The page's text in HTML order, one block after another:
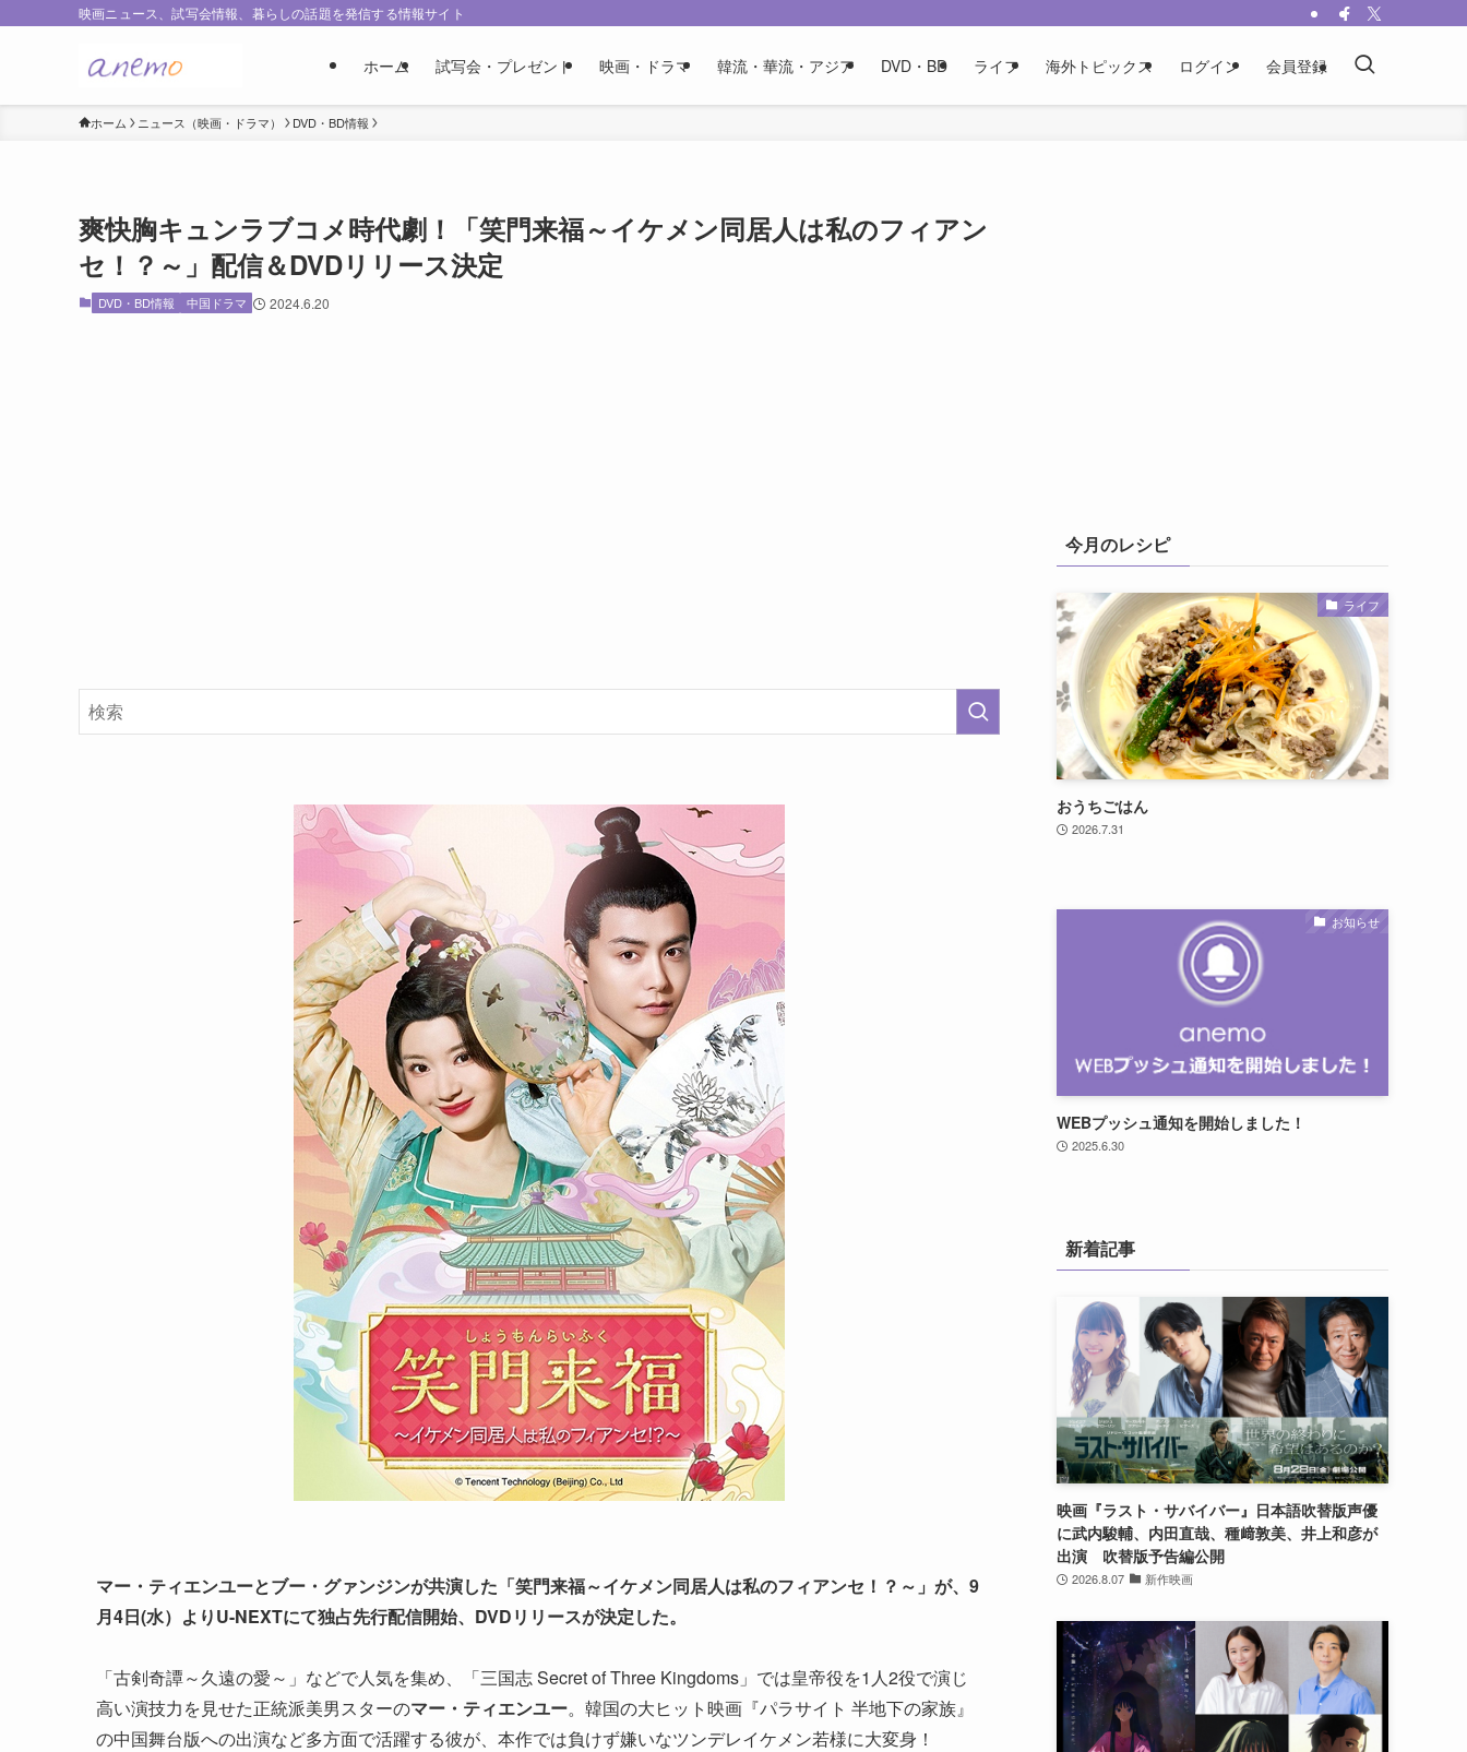
映画ニュース、試写会情報、暮らしの話題を発信する情報サイト
ホーム 試写会・プレゼント 映画・ドラマ 韓流・華流・アジア DVD・BD ライフ 海外トピックス ログイン 会員登録
ホーム ニュース（映画・ドラマ） DVD・BD情報
爽快胸キュンラブコメ時代劇！「笑門来福～イケメン同居人は私のフィアン
セ！？～」配信＆DVDリリース決定
DVD・BD情報 中国ドラマ 2024.6.20
マー・ティエンユーとブー・グァンジンが共演した「笑門来福～イケメン同居人は私のフィアンセ！？～」が、9
月4日(水）よりU-NEXTにて独占先行配信開始、DVDリリースが決定した。
「古剣奇譚～久遠の愛～」などで人気を集め、「三国志 Secret of Three Kingdoms」では皇帝役を1人2役で演じ
高い演技力を見せた正統派美男スターのマー・ティエンユー。韓国の大ヒット映画『パラサイト 半地下の家族』
の中国舞台版への出演など多方面で活躍する彼が、本作では負けず嫌いなツンデレイケメン若様に大変身！
今月のレシピ
ライフ
おうちごはん
2026.7.31
お知らせ
WEBプッシュ通知を開始しました！
2025.6.30
新着記事
映画『ラスト・サバイバー』日本語吹替版声優
に武内駿輔、内田直哉、種﨑敦美、井上和彦が
出演 吹替版予告編公開
2026.8.07 新作映画